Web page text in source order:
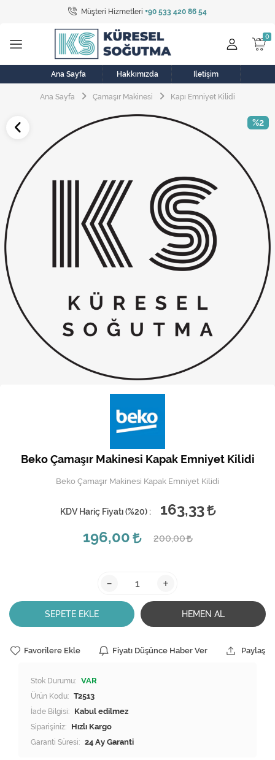
Müşteri Hizmetleri +90 533 420 86 54
Tüm Kategoriler
Bulaşık Makinesi
Buzdolabı
Çamaşır Kurutma Makinesi
Elektrikli Aksamlar
Elektrikli Süpürge
Fan
Fırın, Ocak ve Aspiratör
Klima
Kombi
Musluk
Ana Sayfa Hakkımızda İletişim
Ana Sayfa Çamaşır Makinesi Kapı Emniyet Kilidi
%2
Beko Çamaşır Makinesi Kapak Emniyet Kilidi
Beko Çamaşır Makinesi Kapak Emniyet Kilidi
KDV Hariç Fiyatı (%20) :
163,33
196,00
200,00
- +
SEPETE EKLE HEMEN AL
Favorilere Ekle Fiyatı Düşünce Haber Ver Paylaş
Stok Durumu: VAR
Ürün Kodu: T2513
İade Bilgisi:
Siparişiniz: Hızlı Kargo
Garanti Süresi: 24 Ay Garanti